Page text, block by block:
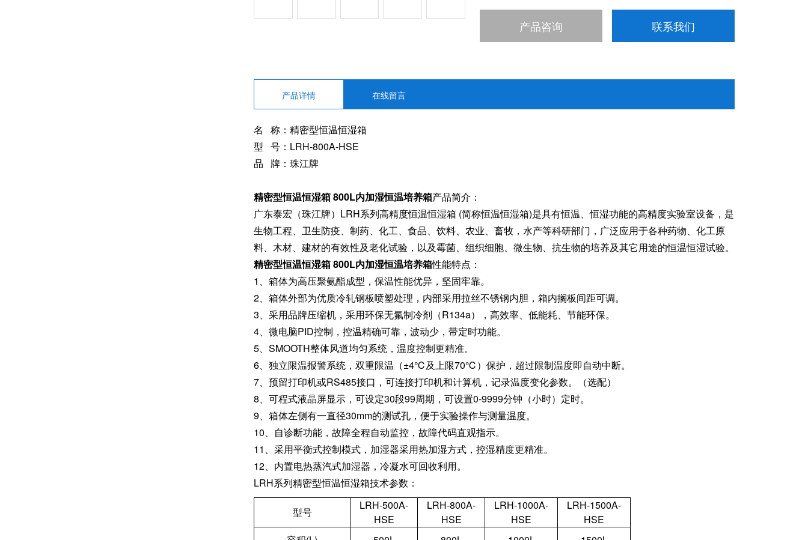
产品咨询 联系我们
产品详情 在线留言
名 称：精密型恒温恒湿箱
型 号：LRH-800A-HSE
品 牌：珠江牌
精密型恒温恒湿箱 800L内加湿恒温培养箱产品简介：
广东泰宏（珠江牌）LRH系列高精度恒温恒湿箱 (简称恒温恒湿箱)是具有恒温、恒湿功能的高精度实验室设备，是
生物工程、卫生防疫、制药、化工、食品、饮料、农业、畜牧，水产等科研部门，广泛应用于各种药物、化工原
料、木材、建材的有效性及老化试验，以及霉菌、组织细胞、微生物、抗生物的培养及其它用途的恒温恒湿试验。
精密型恒温恒湿箱 800L内加湿恒温培养箱性能特点：
1、箱体为高压聚氨酯成型，保温性能优异，坚固牢靠。
2、箱体外部为优质冷轧钢板喷塑处理，内部采用拉丝不锈钢内胆，箱内搁板间距可调。
3、采用品牌压缩机，采用环保无氟制冷剂（R134a），高效率、低能耗、节能环保。
4、微电脑PID控制，控温精确可靠，波动少，带定时功能。
5、SMOOTH整体风道均匀系统，温度控制更精准。
6、独立限温报警系统，双重限温（±4℃及上限70℃）保护，超过限制温度即自动中断。
7、预留打印机或RS485接口，可连接打印机和计算机，记录温度变化参数。（选配）
8、可程式液晶屏显示，可设定30段99周期，可设置0-9999分钟（小时）定时。
9、箱体左侧有一直径30mm的测试孔，便于实验操作与测量温度。
10、自诊断功能，故障全程自动监控，故障代码直观指示。
11、采用平衡式控制模式，加湿器采用热加湿方式，控湿精度更精准。
12、内置电热蒸汽式加湿器，冷凝水可回收利用。
LRH系列精密型恒温恒湿箱技术参数：
型号
LRH-500A-
HSE
LRH-800A-
HSE
LRH-1000A-
HSE
LRH-1500A-
HSE